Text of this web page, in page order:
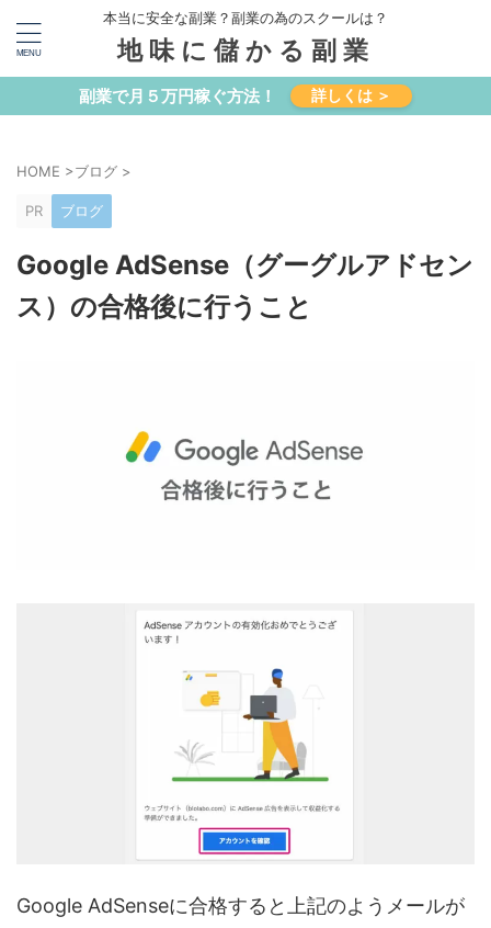
本当に安全な副業？副業の為のスクールは？
地味に儲かる副業
副業で月５万円稼ぐ方法！ 詳しくは ＞
HOME >ブログ >
PR ブログ
Google AdSense（グーグルアドセン
ス）の合格後に行うこと
Google AdSenseに合格すると上記のようメールが